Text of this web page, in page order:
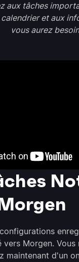
aux tâches
et aux
vous aurez
vers Morgen. Vous
maintenant d'un